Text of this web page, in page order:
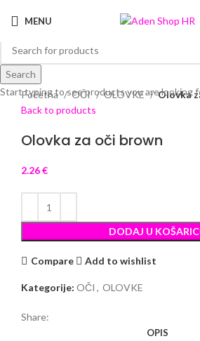
MENU
Click to enlarge
Početna
OČI OLOVKE
Olovka
Back to products
Olovka za oči brown
2.26€
DODAJ U
Compare Add to wishlist
Kategorije: OČI , OLOVKE
Share:
OPIS
Search
Start typing to see products you are looking